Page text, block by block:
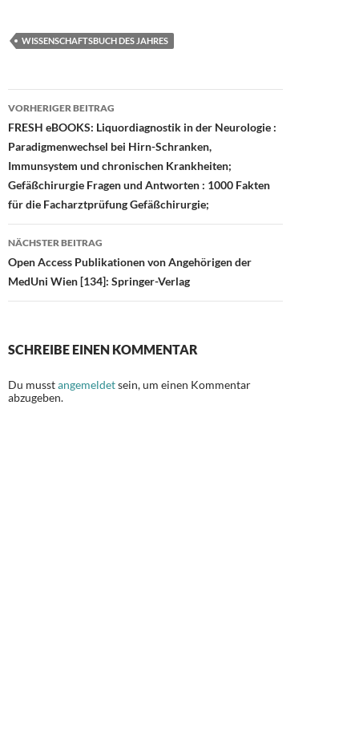
e
o
o
k
to
o
n
ail le
WISSENSCHAFTSBUCH DES JAHRES
Beitragsnavigation
VORHERIGER BEITRAG
FRESH eBOOKS: Liquordiagnostik in der Neurologie :
Paradigmenwechsel bei Hirn-Schranken,
Immunsystem und chronischen Krankheiten;
Gefäßchirurgie Fragen und Antworten : 1000 Fakten
für die Facharztprüfung Gefäßchirurgie;
NÄCHSTER BEITRAG
Open Access Publikationen von Angehörigen der
MedUni Wien [134]: Springer-Verlag
SCHREIBE EINEN KOMMENTAR
Du musstangemeldetsein, um einen Kommentar
abzugeben.